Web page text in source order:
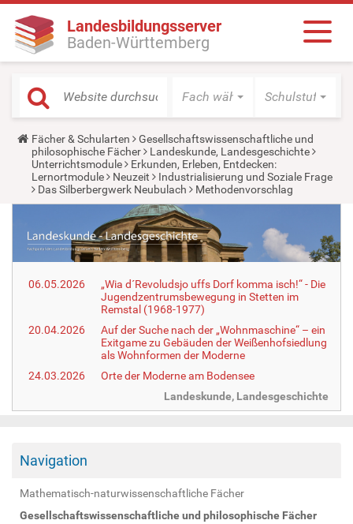
Landesbildungsserver
Baden-Württemberg
Fach wählen Schulstufe
Y
o
u
a
r
e
r
e
:
Fächer & Schularten
Gesellschaftswissenschaftliche und
philosophische Fächer
Landeskunde, Landesgeschichte
Unterrichtsmodule
Erkunden, Erleben, Entdecken:
Lernortmodule
Neuzeit
Industrialisierung und Soziale Frage
Das Silberbergwerk Neubulach
Methodenvorschlag
06.05.2026
„Wia d´Revoludsjo uffs Dorf komma isch!“ - Die
Jugendzentrumsbewegung in Stetten im
Remstal (1968-1977)
20.04.2026
Auf der Suche nach der „Wohnmaschine“ – ein
Exitgame zu Gebäuden der Weißenhofsiedlung
als Wohnformen der Moderne
24.03.2026
Orte der Moderne am Bodensee
Landeskunde, Landesgeschichte
Navigation
Mathematisch-naturwissenschaftliche Fächer
Gesellschaftswissenschaftliche und philosophische Fächer